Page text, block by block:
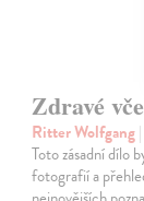
Zdravé
Ritter Wolfgang
Toto zásadní dílo
fotografií a